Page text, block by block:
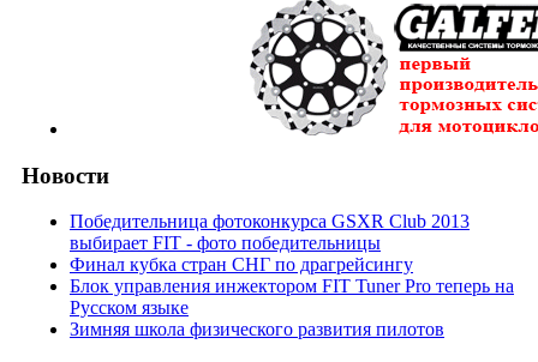
Новости
Победительница фотоконкурса GSXR Club 2013
выбирает FIT - фото победительницы
Финал кубка стран СНГ по драгрейсингу
Блок управления инжектором FIT Tuner Pro теперь на
Русском языке
Зимняя школа физического развития пилотов